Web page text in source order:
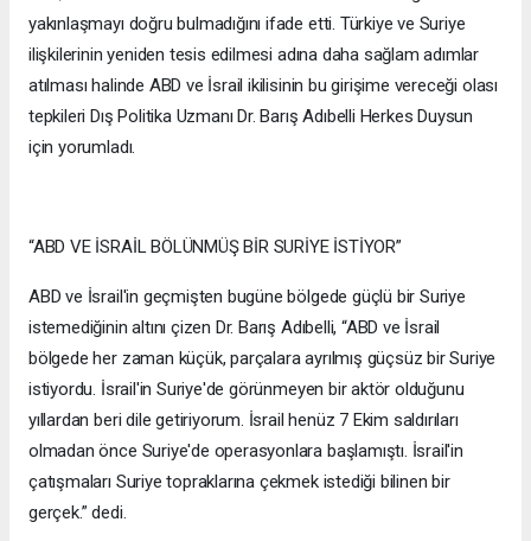
yakınlaşmayı doğru bulmadığını ifade etti. Türkiye ve Suriye
ilişkilerinin yeniden tesis edilmesi adına daha sağlam adımlar
atılması halinde ABD ve İsrail ikilisinin bu girişime vereceği olası
tepkileri Dış Politika Uzmanı Dr. Barış Adıbelli Herkes Duysun
için yorumladı.
“ABD VE İSRAİL BÖLÜNMÜŞ BİR SURİYE İSTİYOR”
ABD ve İsrail'in geçmişten bugüne bölgede güçlü bir Suriye
istemediğinin altını çizen Dr. Barış Adıbelli, “ABD ve İsrail
bölgede her zaman küçük, parçalara ayrılmış güçsüz bir Suriye
istiyordu. İsrail'in Suriye'de görünmeyen bir aktör olduğunu
yıllardan beri dile getiriyorum. İsrail henüz 7 Ekim saldırıları
olmadan önce Suriye'de operasyonlara başlamıştı. İsrail'in
çatışmaları Suriye topraklarına çekmek istediği bilinen bir
gerçek.” dedi.